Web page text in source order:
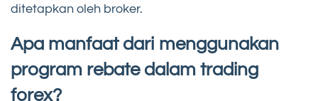
ditetapkan oleh broker.
Apa manfaat dari menggunakan
program rebate dalam trading
forex?